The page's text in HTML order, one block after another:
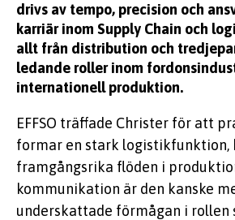
EFFSO TOOLS
drivs av tempo, precision och
karriär inom Supply Chain och
allt från distribution och
ledande roller inom
internationell produktion.
EFFSO träffade Christer för att
formar en stark logistikfunktion,
framgångsrika flöden i
kommunikation är den kanske
underskattade förmågan i rollen